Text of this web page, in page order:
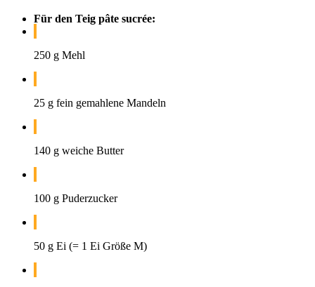
Für den Teig pâte sucrée:
250 g Mehl
25 g fein gemahlene Mandeln
140 g weiche Butter
100 g Puderzucker
50 g Ei (= 1 Ei Größe M)